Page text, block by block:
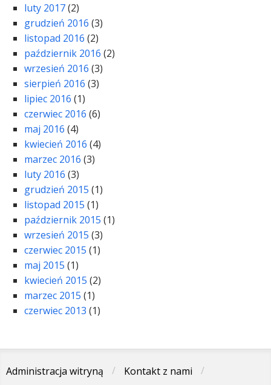
luty 2017(2)
grudzień 2016 (3)
listopad 2016 (2)
październik 2016 (2)
wrzesień 2016 (3)
sierpień 2016 (3)
lipiec 2016 (1)
czerwiec 2016 (6)
maj 2016 (4)
kwiecień 2016 (4)
marzec 2016 (3)
luty 2016 (3)
grudzień 2015 (1)
listopad 2015 (1)
październik 2015 (1)
wrzesień 2015 (3)
czerwiec 2015 (1)
maj 2015 (1)
kwiecień 2015 (2)
marzec 2015 (1)
czerwiec 2013 (1)
Administracja witryną Kontakt z nami